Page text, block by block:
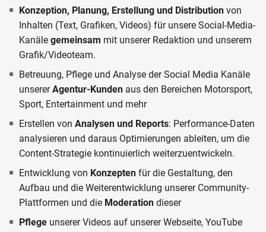
Konzeption, Planung, Erstellung und Distribution von
Inhalten (Text, Grafiken, Videos) für unsere Social-Media-
Kanäle gemeinsam mit unserer Redaktion und unserem
Grafik/Videoteam.
Betreuung, Pflege und Analyse der Social Media Kanäle
unsererAgentur-Kunden aus den Bereichen Motorsport,
Sport, Entertainment und mehr
Erstellen von Analysen und Reports: Performance-Daten
analysieren und daraus Optimierungen ableiten, um die
Content-Strategie kontinuierlich weiterzuentwickeln.
Entwicklung von Konzepten für die Gestaltung, den
Aufbau und die Weiterentwicklung unserer Community-
Plattformen und die Moderation dieser
Pflege unserer Videos auf unserer Webseite, YouTube